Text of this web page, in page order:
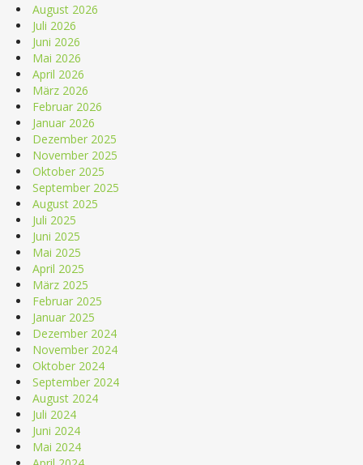
August 2026
Juli 2026
Juni 2026
Mai 2026
April 2026
März 2026
Februar 2026
Januar 2026
Dezember 2025
November 2025
Oktober 2025
September 2025
August 2025
Juli 2025
Juni 2025
Mai 2025
April 2025
März 2025
Februar 2025
Januar 2025
Dezember 2024
November 2024
Oktober 2024
September 2024
August 2024
Juli 2024
Juni 2024
Mai 2024